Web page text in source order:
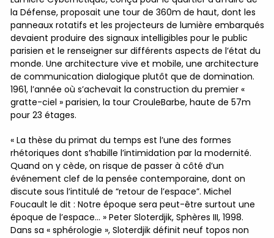
la Défense, proposait une tour de 360m de haut, dont les
panneaux rotatifs et les projecteurs de lumière embarqués
devaient produire des signaux intelligibles pour le public
parisien et le renseigner sur différents aspects de l’état du
monde. Une architecture vive et mobile, une architecture
de communication dialogique plutôt que de domination.
1961, l’année où s’achevait la construction du premier «
gratte-ciel » parisien, la tour CrouleBarbe, haute de 57m
pour 23 étages.
« La thèse du primat du temps est l’une des formes
rhétoriques dont s’habille l’intimidation par la modernité.
Quand on y cède, on risque de passer à côté d’un
événement clef de la pensée contemporaine, dont on
discute sous l’intitulé de “retour de l’espace”. Michel
Foucault le dit : Notre époque sera peut-être surtout une
époque de l’espace… » Peter Sloterdjik, Sphères III, 1998.
Dans sa « sphérologie », Sloterdjik définit neuf topos non